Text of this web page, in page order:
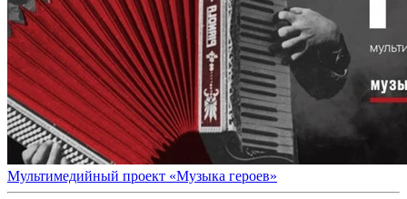
Мультимедийный проект «Музыка героев»